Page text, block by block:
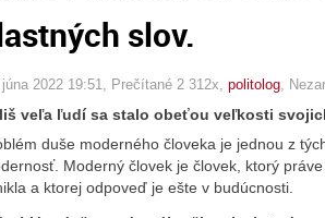
slov.
júna 2022 19:51 , Prečítané 2 312x, politolog
veľa ľudí sa stalo obeťou veľkosti
duše moderného človeka je jednou z
Moderný človek je človek, ktorý
a ktorej odpoveď je ešte v budúcnosti.